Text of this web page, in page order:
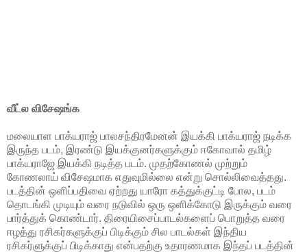
வீட்ல விசேஷங்க
மலையாள பாக்யராஜ் பாலசந்திரமேனன் இயக்கி பாக்யராஜ் நடிக்க
இருந்த படம், இரண்டு இயக்குனர்களுக்கும் ஈகோவால் தமிழ்
பாக்யராஜே இயக்கி நடித்த படம். முதற்கோணல் முற்றும்
கோணலாய் விசேஷமாக எதுவுமில்லை என்று சொல்லிவைத்தது.
படத்தின் ஒளிப்பதிவை ஏற்றது யாரோ கத்துக்குட்டி போல, படம்
தொடங்கி முடியும் வரை நடுவில் ஒரு ஒளிக்கோடு இருக்கும் வரை
பார்த்துக் கொண்டார். திரையிசைப்பாடல்களைப் பொறுத்த வரை
ஈழத்து ரசிகர்களுக்குப் பிடிக்கும் சில பாடல்கள் இந்திய
ரசிகர்ளுக்குப் பிடிக்காது என்பதற்கு உதாரணமாக இந்தப் படத்தின்